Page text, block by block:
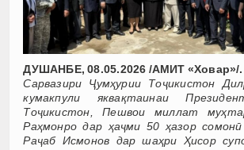
ДУШАНБЕ, 08.05.2026 /АМИТ «Ховар»/.
Сарвазири Ҷумҳурии Тоҷикистон
кумакпули яквақтаинаи
Тоҷикистон, Пешвои миллат
Раҳмонро дар ҳаҷми 50 ҳазор
Раҷаб Исмонов дар шаҳри Ҳисор